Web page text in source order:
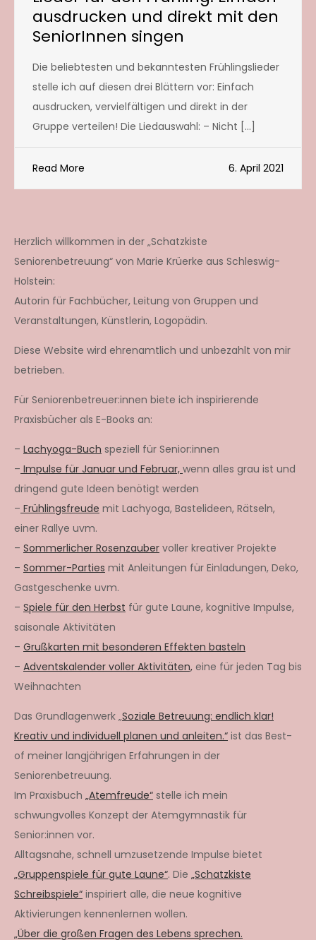
ausdrucken und direkt mit den
SeniorInnen singen
Die beliebtesten und bekanntesten Frühlingslieder
stelle ich auf diesen drei Blättern vor: Einfach
ausdrucken, vervielfältigen und direkt in der
Gruppe verteilen! Die Liedauswahl: – Nicht […]
Read More 6. April 2021
Herzlich willkommen in der „Schatzkiste
Seniorenbetreuung“ von Marie Krüerke aus Schleswig-
Holstein:
Autorin für Fachbücher, Leitung von Gruppen und
Veranstaltungen, Künstlerin, Logopädin.
Diese Website wird ehrenamtlich und unbezahlt von mir
betrieben.
Für Seniorenbetreuer:innen biete ich inspirierende
Praxisbücher als E-Books an:
– Lachyoga-Buch speziell für Senior:innen
– Impulse für Januar und Februar, wenn alles grau ist und
dringend gute Ideen benötigt werden
– Frühlingsfreude mit Lachyoga, Bastelideen, Rätseln,
einer Rallye uvm.
– Sommerlicher Rosenzauber voller kreativer Projekte
– Sommer-Parties mit Anleitungen für Einladungen, Deko,
Gastgeschenke uvm.
– Spiele für den Herbst für gute Laune, kognitive Impulse,
saisonale Aktivitäten
– Grußkarten mit besonderen Effekten basteln
– Adventskalender voller Aktivitäten, eine für jeden Tag bis
Weihnachten
Das Grundlagenwerk „Soziale Betreuung: endlich klar!
Kreativ und individuell planen und anleiten.“ ist das Best-
of meiner langjährigen Erfahrungen in der
Seniorenbetreuung.
Im Praxisbuch „Atemfreude“ stelle ich mein
schwungvolles Konzept der Atemgymnastik für
Senior:innen vor.
Alltagsnahe, schnell umzusetzende Impulse bietet
„Gruppenspiele für gute Laune“. Die „Schatzkiste
Schreibspiele“ inspiriert alle, die neue kognitive
Aktivierungen kennenlernen wollen.
„Über die großen Fragen des Lebens sprechen.